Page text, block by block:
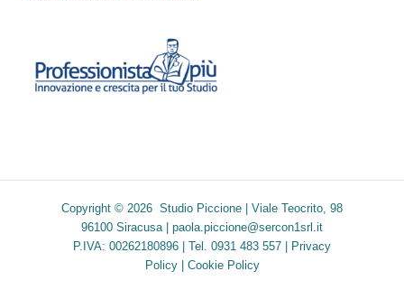
Copyright © 2026 Studio Piccione | Viale Teocrito, 98
96100 Siracusa | paola.piccione@sercon1srl.it
P.IVA: 00262180896 | Tel. 0931 483 557 | Privacy
Policy| Cookie Policy